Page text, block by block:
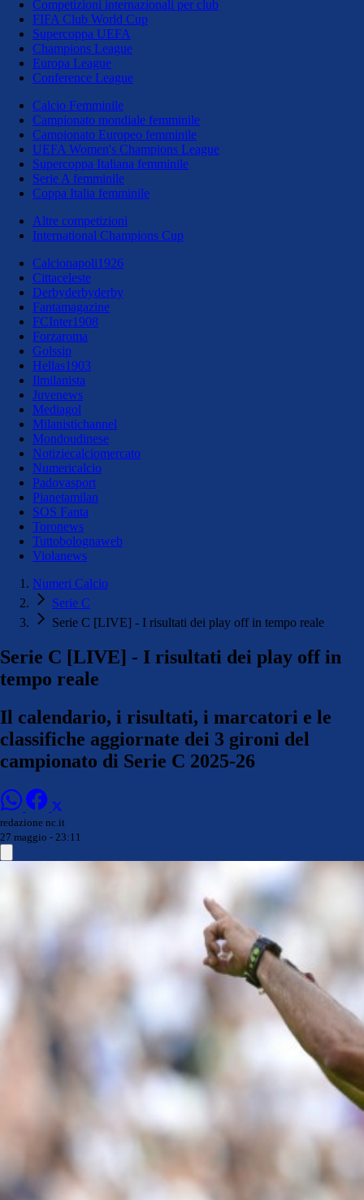
Competizioni internazionali per club
FIFA Club World Cup
Supercoppa UEFA
Champions League
Europa League
Conference League
Calcio Femminile
Campionato mondiale femminile
Campionato Europeo femminile
UEFA Women's Champions League
Supercoppa Italiana femminile
Serie A femminile
Coppa Italia femminile
Altre competizioni
International Champions Cup
Calcionapoli1926
Cittaceleste
Derbyderbyderby
Fantamagazine
FCInter1908
Forzaroma
Golssip
Hellas1903
Ilmilanista
Juvenews
Mediagol
Milanistichannel
Mondoudinese
Notiziecalciomercato
Numericalcio
Padovasport
Pianetamilan
SOS Fanta
Toronews
Tuttobolognaweb
Violanews
Numeri Calcio
Serie C
Serie C [LIVE] - I risultati dei play off in tempo reale
Serie C [LIVE] - I risultati dei play off in
tempo reale
Il calendario, i risultati, i marcatori e le
classifiche aggiornate dei 3 gironi del
campionato di Serie C 2025-26
redazione nc.it
27 maggio - 23:11